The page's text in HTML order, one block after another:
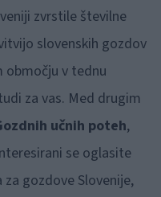
zvrstile številne
slovenskih gozdov
območju v tednu
za vas. Med drugim
učnih poteh,
se oglasite
gozdove Slovenije,